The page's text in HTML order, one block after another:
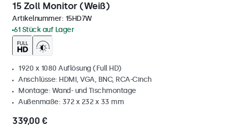
15 Zoll Monitor (Weiß)
Artikelnummer: 15HD7W
61 Stück auf Lager
1920 x 1080 Auflösung (Full HD)
Anschlüsse: HDMI, VGA, BNC, RCA-Cinch
Montage: Wand- und Tischmontage
Außenmaße: 372 x 232 x 33 mm
339,00 €